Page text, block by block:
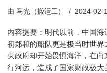
由 马光（搬运工） 2024-02-
内容提要：明代以前，中国
初郑和的船队更是极当时世
央政府却开始畏惧海洋，在向
行河运，造成了国家财政极